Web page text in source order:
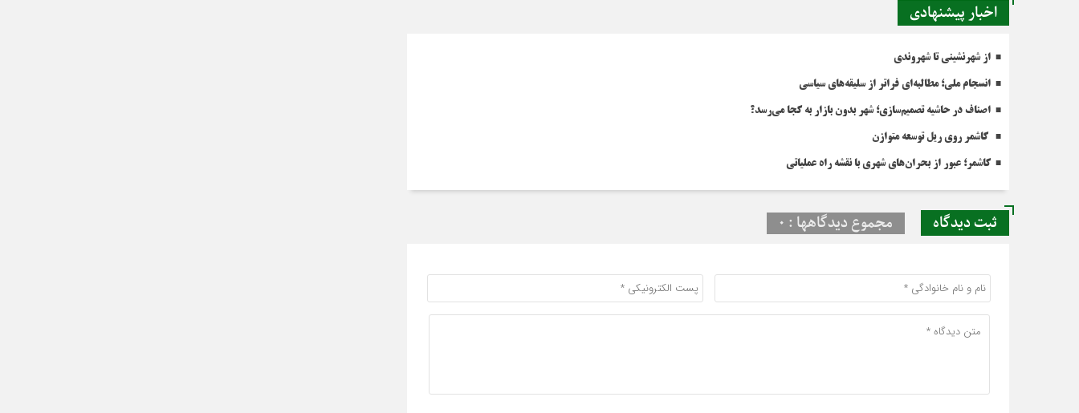
اخبار پیشنهادی
از شهرنشینی تا شهروندی
انسجام ملی؛ مطالبه‌ای فراتر از سلیقه‌های سیاسی
اصناف در حاشیه تصمیم‌سازی؛ شهر بدون بازار به کجا می‌رسد؟
کاشمر روی ریل توسعه متوازن
کاشمر؛ عبور از بحران‌های شهری با نقشه راه عملیاتی
ثبت دیدگاه مجموع دیدگاهها : 0